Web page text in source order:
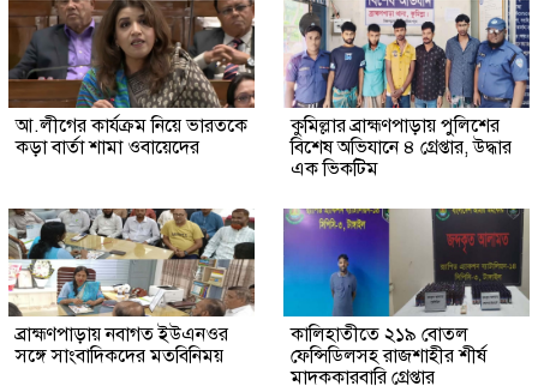
আ.লীগের কার্যক্রম নিয়ে ভারতকে
কড়া বার্তা শামা ওবায়েদের
কুমিল্লার ব্রাহ্মণপাড়ায় পুলিশের
বিশেষ অভিযানে ৪ গ্রেপ্তার, উদ্ধার
এক ভিকটিম
ব্রাহ্মণপাড়ায় নবাগত ইউএনওর
সঙ্গে সাংবাদিকদের মতবিনিময়
কালিহাতীতে ২১৯ বোতল
ফেন্সিডিলসহ রাজশাহীর শীর্ষ
মাদককারবারি গ্রেপ্তার